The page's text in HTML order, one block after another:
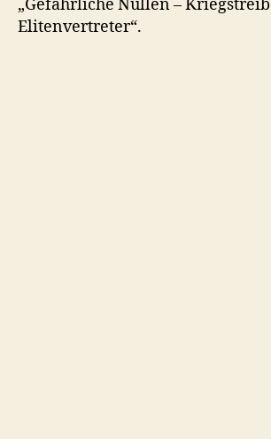
„Gefährliche Nullen –
Elitenvertreter“.